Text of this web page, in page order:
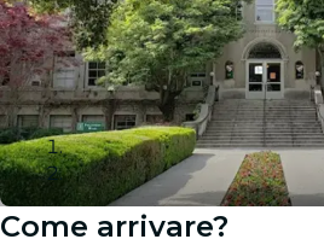
Galleria
Come arrivare?